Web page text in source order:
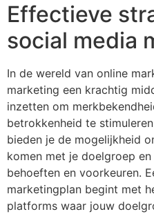
Effectieve
social media
In de wereld van online
marketing een krachtig
inzetten om
betrokkenheid te
bieden je de mogelijkheid
komen met je doelgroep
behoeften en voorkeuren.
marketingplan begint met
platforms waar jouw